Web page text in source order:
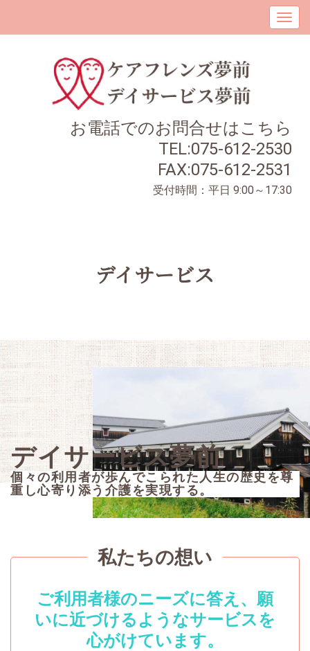
お電話でのお問合せはこちら
TEL:075-612-2530
FAX:075-612-2531
受付時間：平日 9:00～17:30
デイサービス
デイサービス夢前
個々の利用者が歩んでこられた人生の歴史を尊
重し心寄り添う介護を実現する。
私たちの想い
ご利用者様のニーズに答え、願
いに近づけるようなサービスを
心がけています。